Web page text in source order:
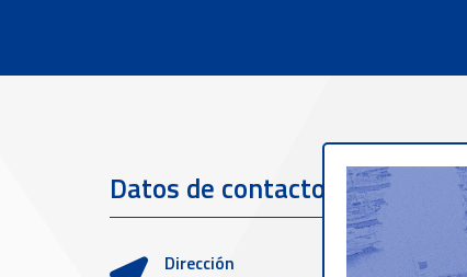
Datos de contacto
Dirección